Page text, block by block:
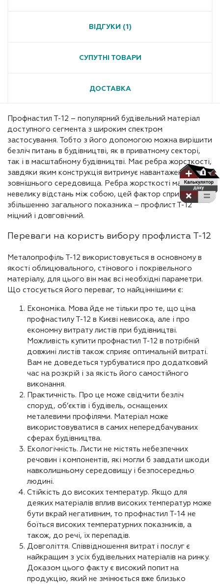
ВІДГУКИ (1)
СУПУТНІ ТОВАРИ
ДОСТАВКА
Профнастил Т-12 – популярний будівельний матеріал
доступного сегмента з широким спектром
застосування. Тобто з його допомогою можна вирішити
безліч питань в будівництві, як в приватному секторі,
так і в масштабному будівництві. Має ребра жорсткості,
завдяки яким конструкція витримує навантаження
зовнішнього середовища. Ребра жорсткості мають
невелику відстань між собою, цей фактор сприяє
збільшенню загального показника – профлист Т-12
міцний і довговічний.
Переваги на користь вибору профлиста Т-12
Металопрофіль Т-12 використовується в основному в
якості облицювального, стінового і покрівельного
матеріалу, для цього він має всі необхідні параметри.
Що стосується його переваг, то найціннішими є:
Економіка. Мова йде не тільки про те, що ціна
профнастилу Т-12 в Києві невисока, але і про
економну витрату листів при будівництві.
Можливість купити профнастил Т-12 в потрібній
довжині листів також сприяє оптимальній витраті.
Вам не доведеться турбуватися про додатковий
час на розкрій і за якість його самостійного
виконання.
Практичність. Про це може свідчити безліч
споруд, об’єктів і будівель, оснащених
металевими профілями. Матеріал може
використовуватися в самих непередбачуваних
сферах будівництва.
Екологічність. Листи не містять небезпечних
речовин і компонентів, які могли б завдати шкоди
навколишньому середовищу і безпосередньо
людині.
Стійкість до високих температур. Якщо для
деяких матеріалів вплив високих температур може
бути вкрай негативним, то профнастил Т-14 не
боїться високих температурних показників, а
також, до речі, їх перепадів.
Довголіття. Співвідношення витрат і послуг є
найкращим з усіх будівельних матеріалів на ринку.
Доказом цього факту є високий попит на
продукцію, який не змінюється вже близько